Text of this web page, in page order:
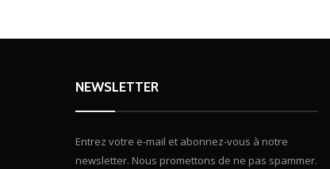
NEWSLETTER
Entrez votre e-mail et abonnez-vous à notre
newsletter. Nous promettons de ne pas spammer.